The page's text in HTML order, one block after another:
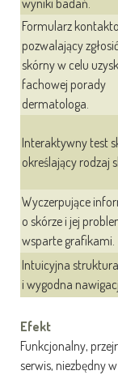
wyniki badań.
Formularz
pozwalający
skórny w celu
fachowej porady
dermatologa.
Interaktywny test
określający rodzaj
Wyczerpujące
o skórze i jej
wsparte grafikami.
Intuicyjna
i wygodna
Efekt
Funkcjonalny,
serwis, niezbędny